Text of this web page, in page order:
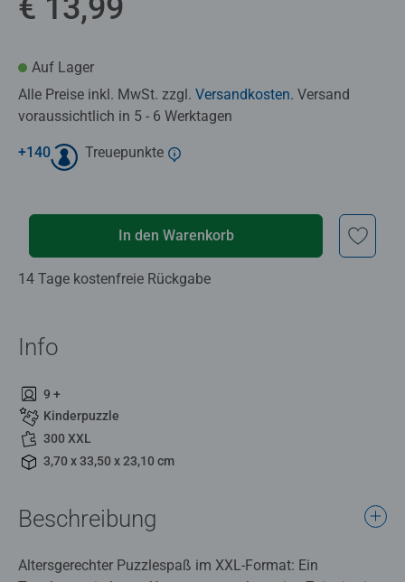
€ 13,99
Auf Lager
Alle Preise inkl. MwSt. zzgl. Versandkosten. Versand
voraussichtlich in 5 - 6 Werktagen
+140 Treuepunkte
In den Warenkorb
14 Tage kostenfreie Rückgabe
Info
9 +
Kinderpuzzle
300 XXL
3,70 x 33,50 x 23,10 cm
Beschreibung
Altersgerechter Puzzlespaß im XXL-Format: Ein